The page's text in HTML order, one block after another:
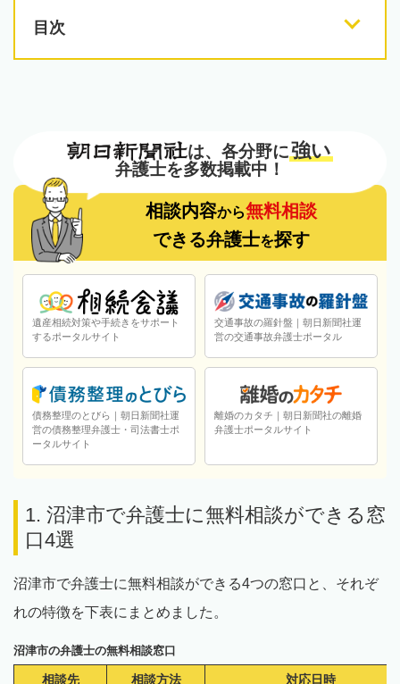
目次
は、各分野に強い
弁護士を多数掲載中！
相談内容から無料相談
できる弁護士を探す
遺産相続対策や手続きをサポート
するポータルサイト
交通事故の羅針盤｜朝日新聞社運
営の交通事故弁護士ポータル
債務整理のとびら｜朝日新聞社運
営の債務整理弁護士・司法書士ポ
ータルサイト
離婚のカタチ｜朝日新聞社の離婚
弁護士ポータルサイト
1. 沼津市で弁護士に無料相談ができる窓
口4選
沼津市で弁護士に無料相談ができる4つの窓口と、それぞ
れの特徴を下表にまとめました。
沼津市の弁護士の無料相談窓口
相談先 相談方法 対応日時